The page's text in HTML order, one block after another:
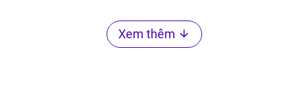
Xem thêm